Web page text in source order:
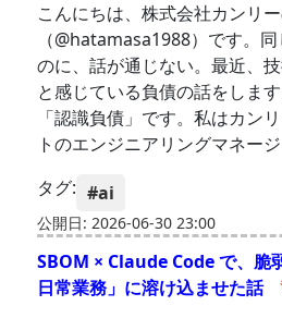
こんにちは、株式会社カンリ
（@hatamasa1988）です。
のに、話が通じない。最近、
と感じている負債の話をしま
「認識負債」です。私はカン
トのエンジニアリングマネー
タグ: #ai
公開日: 2026-06-30 23:00
SBOM × Claude Code で、脆
日常業務」に溶け込ませた話